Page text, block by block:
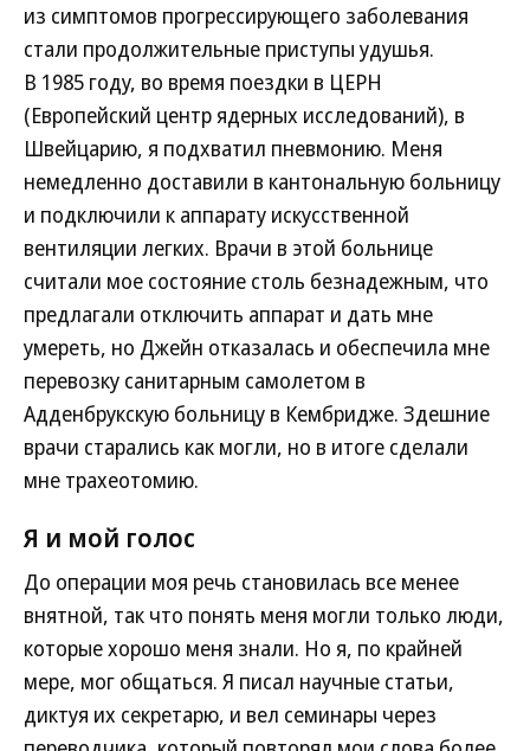
из симптомов прогрессирующего заболевания
стали продолжительные приступы удушья.
В 1985 году, во время поездки в ЦЕРН
(Европейский центр ядерных исследований), в
Швейцарию, я подхватил пневмонию. Меня
немедленно доставили в кантональную больницу
и подключили к аппарату искусственной
вентиляции легких. Врачи в этой больнице
считали мое состояние столь безнадежным, что
предлагали отключить аппарат и дать мне
умереть, но Джейн отказалась и обеспечила мне
перевозку санитарным самолетом в
Адденбрукскую больницу в Кембридже. Здешние
врачи старались как могли, но в итоге сделали
мне трахеотомию.
Я и мой голос
До операции моя речь становилась все менее
внятной, так что понять меня могли только люди,
которые хорошо меня знали. Но я, по крайней
мере, мог общаться. Я писал научные статьи,
диктуя их секретарю, и вел семинары через